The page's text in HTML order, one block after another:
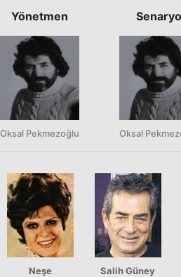
Yönetmen
Oksal Pekmezoğlu
Senaryo
Oksal
Neşe
Salih Güney